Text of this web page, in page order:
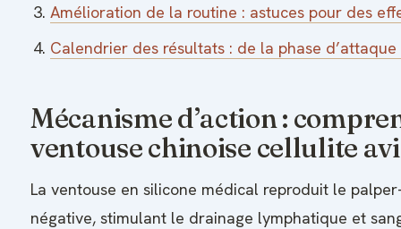
Amélioration de la routine : astuces pour des
Calendrier des résultats : de la phase d’attaque
Mécanisme d’action :
ventouse chinoise cellulite
La ventouse en silicone médical reproduit le
négative, stimulant le drainage lymphatique et